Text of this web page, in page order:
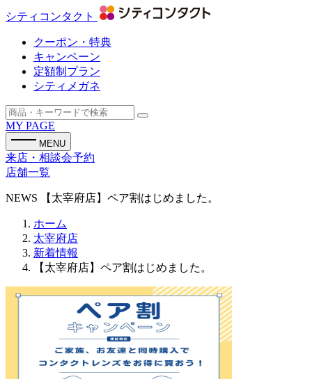
シティコンタクト
クーポン・特典
キャンペーン
定額制プラン
シティメガネ
MY PAGE
MENU
来店・相談会予約
店舗一覧
NEWS 【太宰府店】ペア割はじめました。
ホーム
太宰府店
新着情報
【太宰府店】ペア割はじめました。